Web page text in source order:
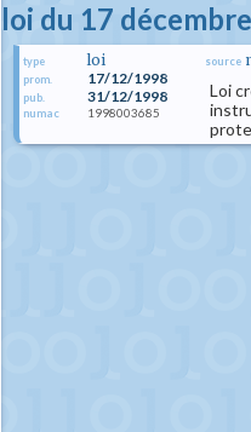
loi du 17
type loi
prom. 17/12/1998
pub. 31/12/1998
numac 1998003685
source
Loi